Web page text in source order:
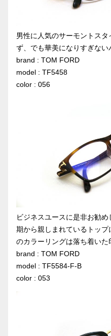
男性に人気のサーモントス
ず、でも華美になりすぎない
brand : TOM FORD
model : TF5458
color : 056
ビジネスユースに是非お勧
期から親しまれているトッ
のカラーリングは落ち着いた
brand : TOM FORD
model : TF5584-F-B
color : 053